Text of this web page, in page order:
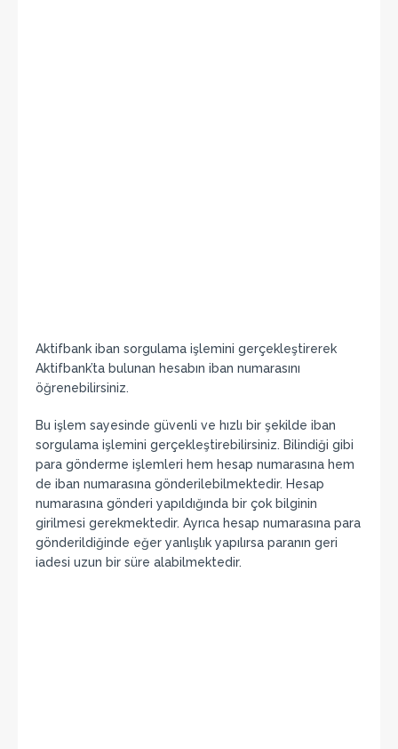
Aktifbank iban sorgulama işlemini gerçekleştirerek
Aktifbank’ta bulunan hesabın iban numarasını
öğrenebilirsiniz.
Bu işlem sayesinde güvenli ve hızlı bir şekilde iban
sorgulama işlemini gerçekleştirebilirsiniz. Bilindiği gibi
para gönderme işlemleri hem hesap numarasına hem
de iban numarasına gönderilebilmektedir. Hesap
numarasına gönderi yapıldığında bir çok bilginin
girilmesi gerekmektedir. Ayrıca hesap numarasına para
gönderildiğinde eğer yanlışlık yapılırsa paranın geri
iadesi uzun bir süre alabilmektedir.